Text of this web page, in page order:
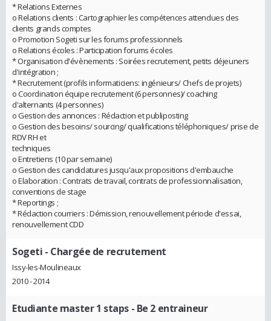
* Relations Externes
o Relations clients : Cartographier les compétences attendues des
clients grands comptes
o Promotion Sogeti sur les forums professionnels
o Relations écoles : Participation forums écoles
* Organisation d'évènements : Soirées recrutement, petits déjeuners
d'intégration ;
* Recrutement (profils informaticiens: ingénieurs/ Chefs de projets)
o Coordination équipe recrutement (6 personnes)/ coaching
d'alternants (4 personnes)
o Gestion des annonces : Rédaction et publiposting
o Gestion des besoins/ sourcing/ qualifications téléphoniques/ prise de
RDV RH et
techniques
o Entretiens (10 par semaine)
o Gestion des candidatures jusqu'aux propositions d'embauche
o Elaboration : Contrats de travail, contrats de professionnalisation,
conventions de stage
* Reportings ;
* Rédaction courriers : Démission, renouvellement période d'essai,
renouvellement CDD
Sogeti - Chargée de recrutement
Issy-les-Moulineaux
2010 - 2014
Etudiante master 1 staps- Be 2 entraineur